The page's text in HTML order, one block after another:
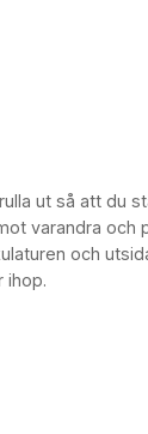
ut så att du
varandra och
och
ihop.